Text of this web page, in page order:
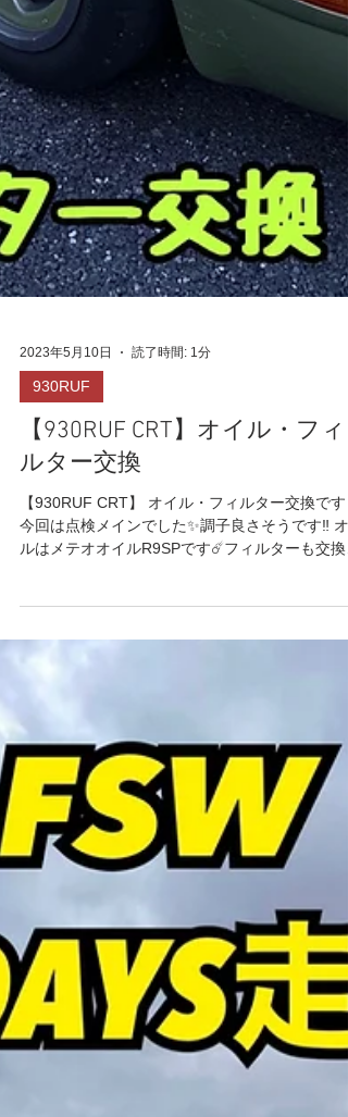
930RUF
【930RUF CRT】オイル・フィ
今回は点検メインでした✨調子良さそうです‼️ オ
よね💦貴重な一台です‼️ ありがとうございました
🙌...